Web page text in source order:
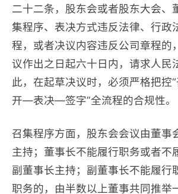
二十二条，股东会或者股东大会、
集程序、表决方式违反法律、行政
程，或者决议内容违反公司章程的
议作出之日起六十日内，请求人民
此，在起草决议时，必须严格把
开—表决—签字”全流程的合规性。
召集程序方面，股东会会议由董事
主持；董事长不能履行职务或者不
副董事长主持；副董事长不能履行
职务的，由半数以上董事共同推举